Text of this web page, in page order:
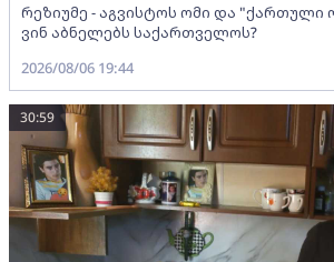
რეზიუმე - აგვისტოს ომი და "ქართული
ვინ აბნელებს საქართველოს?
2026/08/06 19:44
30:59